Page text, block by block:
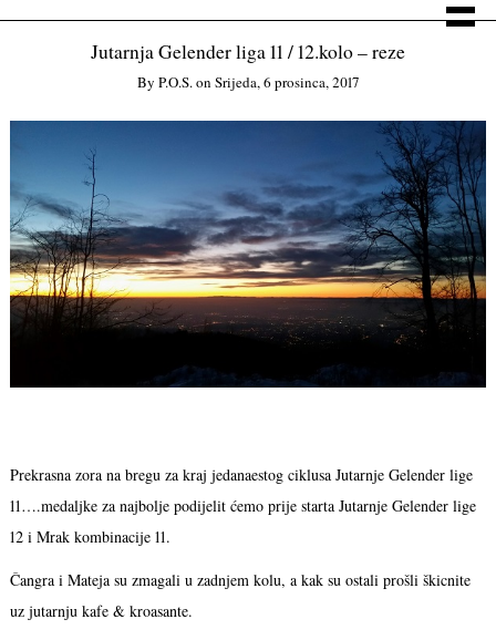
Jutarnja Gelender liga 11 / 12.kolo – reze
By P.o.s.on Srijeda, 6 prosinca, 2017
Prekrasna zora na bregu za kraj jedanaestog ciklusa Jutarnje Gelender lige
11….medaljke za najbolje podijelit ćemo prije starta Jutarnje Gelender lige
12 i Mrak kombinacije 11.
Čangra i Mateja su zmagali u zadnjem kolu, a kak su ostali prošli škicnite
uz jutarnju kafe & kroasante.